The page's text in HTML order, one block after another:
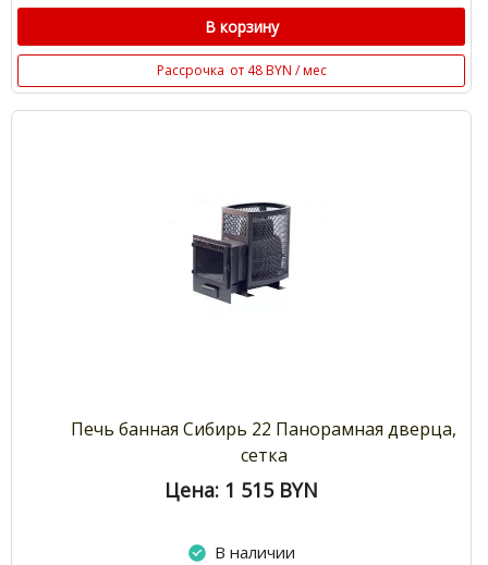
В корзину
Рассрочка от 48 BYN / мес
Печь банная Сибирь 22 Панорамная дверца,
сетка
Цена: 1 515 BYN
В наличии